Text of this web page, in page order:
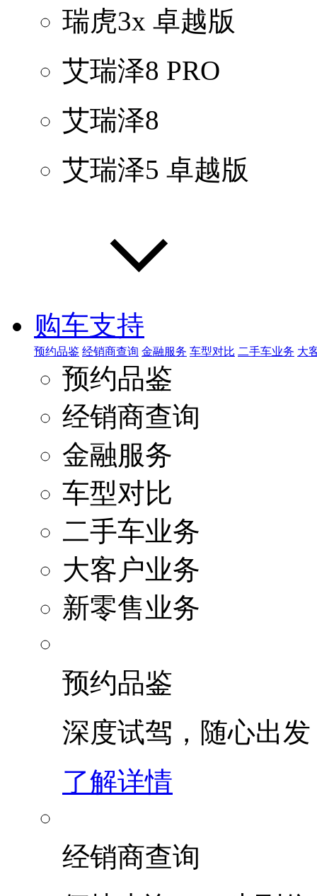
瑞虎3x 卓越版
艾瑞泽8 PRO
艾瑞泽8
艾瑞泽5 卓越版
购车支持
预约品鉴 经销商查询 金融服务 车型对比 二手车业务 大
预约品鉴
经销商查询
金融服务
车型对比
二手车业务
大客户业务
新零售业务
预约品鉴
深度试驾，随心出发
了解详情
经销商查询